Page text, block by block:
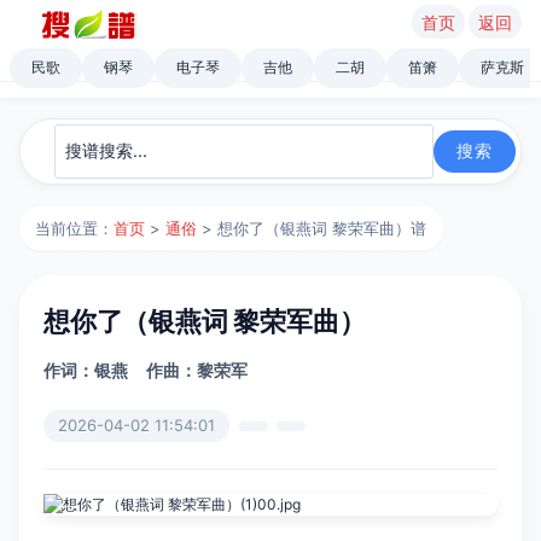
首页 返回
民歌 钢琴 电子琴 吉他 二胡 笛箫 萨克斯
当前位置：首页 >通俗 > 想你了（银燕词 黎荣军曲）谱
想你了（银燕词 黎荣军曲）
作词：银燕 作曲：黎荣军
2026-04-02 11:54:01